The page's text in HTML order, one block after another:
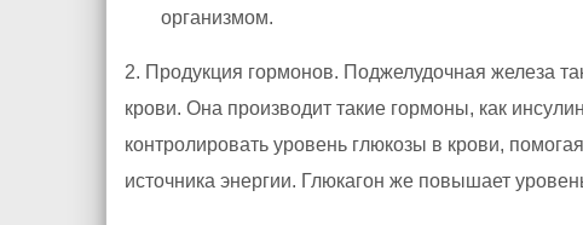
организмом.
2. Продукция гормонов. Поджелудочная железа
крови. Она производит такие гормоны, как
контролировать уровень глюкозы в крови,
источника энергии. Глюкагон же повышает